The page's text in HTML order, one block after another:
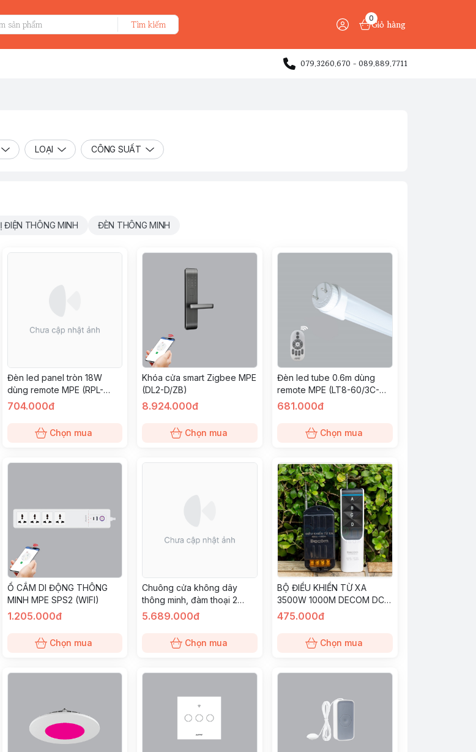
Tìm kiếm
0
Giỏ hàng
079.3260.670 - 089.889.7711
LOẠI CÔNG SUẤT
ĐIỆN THÔNG MINH ĐÈN THÔNG MINH
Đèn led panel tròn 18W
dùng remote MPE (RPL-
18/3C-RC)
704.000đ
Chọn mua
Khóa cửa smart Zigbee MPE
(DL2-D/ZB)
8.924.000đ
Chọn mua
Đèn led tube 0.6m dùng
remote MPE (LT8-60/3C-
RC)
681.000đ
Chọn mua
Ổ CẮM DI ĐỘNG THÔNG
MINH MPE SPS2 (WIFI)
1.205.000đ
Chọn mua
Chuông cửa không dây
thông minh, đàm thoại 2
chiều MPE (VDB3/SC)
5.689.000đ
Chọn mua
BỘ ĐIỀU KHIỂN TỪ XA
3500W 1000M DECOM DC-
3500W-1000
475.000đ
Chọn mua